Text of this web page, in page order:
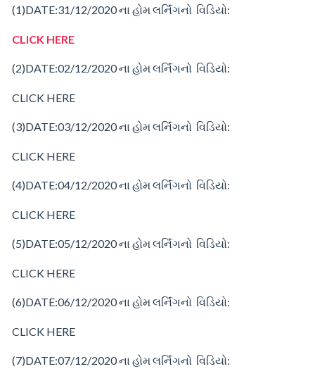
(1)DATE:31/12/2020ના હોમલર્નિંગનો વિડિયો:
CLICK HERE
(2)DATE:02/12/2020ના હોમલર્નિંગનો વિડિયો:
CLICK HERE
(3)DATE:03/12/2020ના હોમલર્નિંગનો વિડિયો:
CLICK HERE
(4)DATE:04/12/2020ના હોમલર્નિંગનો વિડિયો:
CLICK HERE
(5)DATE:05/12/2020ના હોમલર્નિંગનો વિડિયો:
CLICK HERE
(6)DATE:06/12/2020ના હોમલર્નિંગનો વિડિયો:
CLICK HERE
(7)DATE:07/12/2020ના હોમલર્નિંગનો વિડિયો: